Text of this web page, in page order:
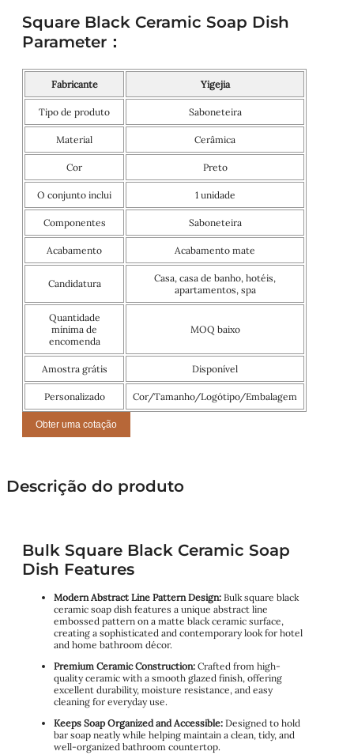
Square Black Ceramic Soap Dish
Parameter：
Fabricante Yigejia
Tipo de produto Saboneteira
Material Cerâmica
Cor Preto
O conjunto inclui 1 unidade
Componentes Saboneteira
Acabamento Acabamento mate
Candidatura
Casa, casa de banho, hotéis,
apartamentos, spa
Quantidade
mínima de
encomenda
MOQ baixo
Amostra grátis Disponível
Personalizado Cor/Tamanho/Logótipo/Embalagem
Obter uma cotação
Descrição do produto
Bulk Square Black Ceramic Soap
Dish Features
Modern Abstract Line Pattern Design: Bulk square black
ceramic soap dish features a unique abstract line
embossed pattern on a matte black ceramic surface,
creating a sophisticated and contemporary look for hotel
and home bathroom décor.
Premium Ceramic Construction: Crafted from high-
quality ceramic with a smooth glazed finish, offering
excellent durability, moisture resistance, and easy
cleaning for everyday use.
Keeps Soap Organized and Accessible: Designed to hold
bar soap neatly while helping maintain a clean, tidy, and
well-organized bathroom countertop.